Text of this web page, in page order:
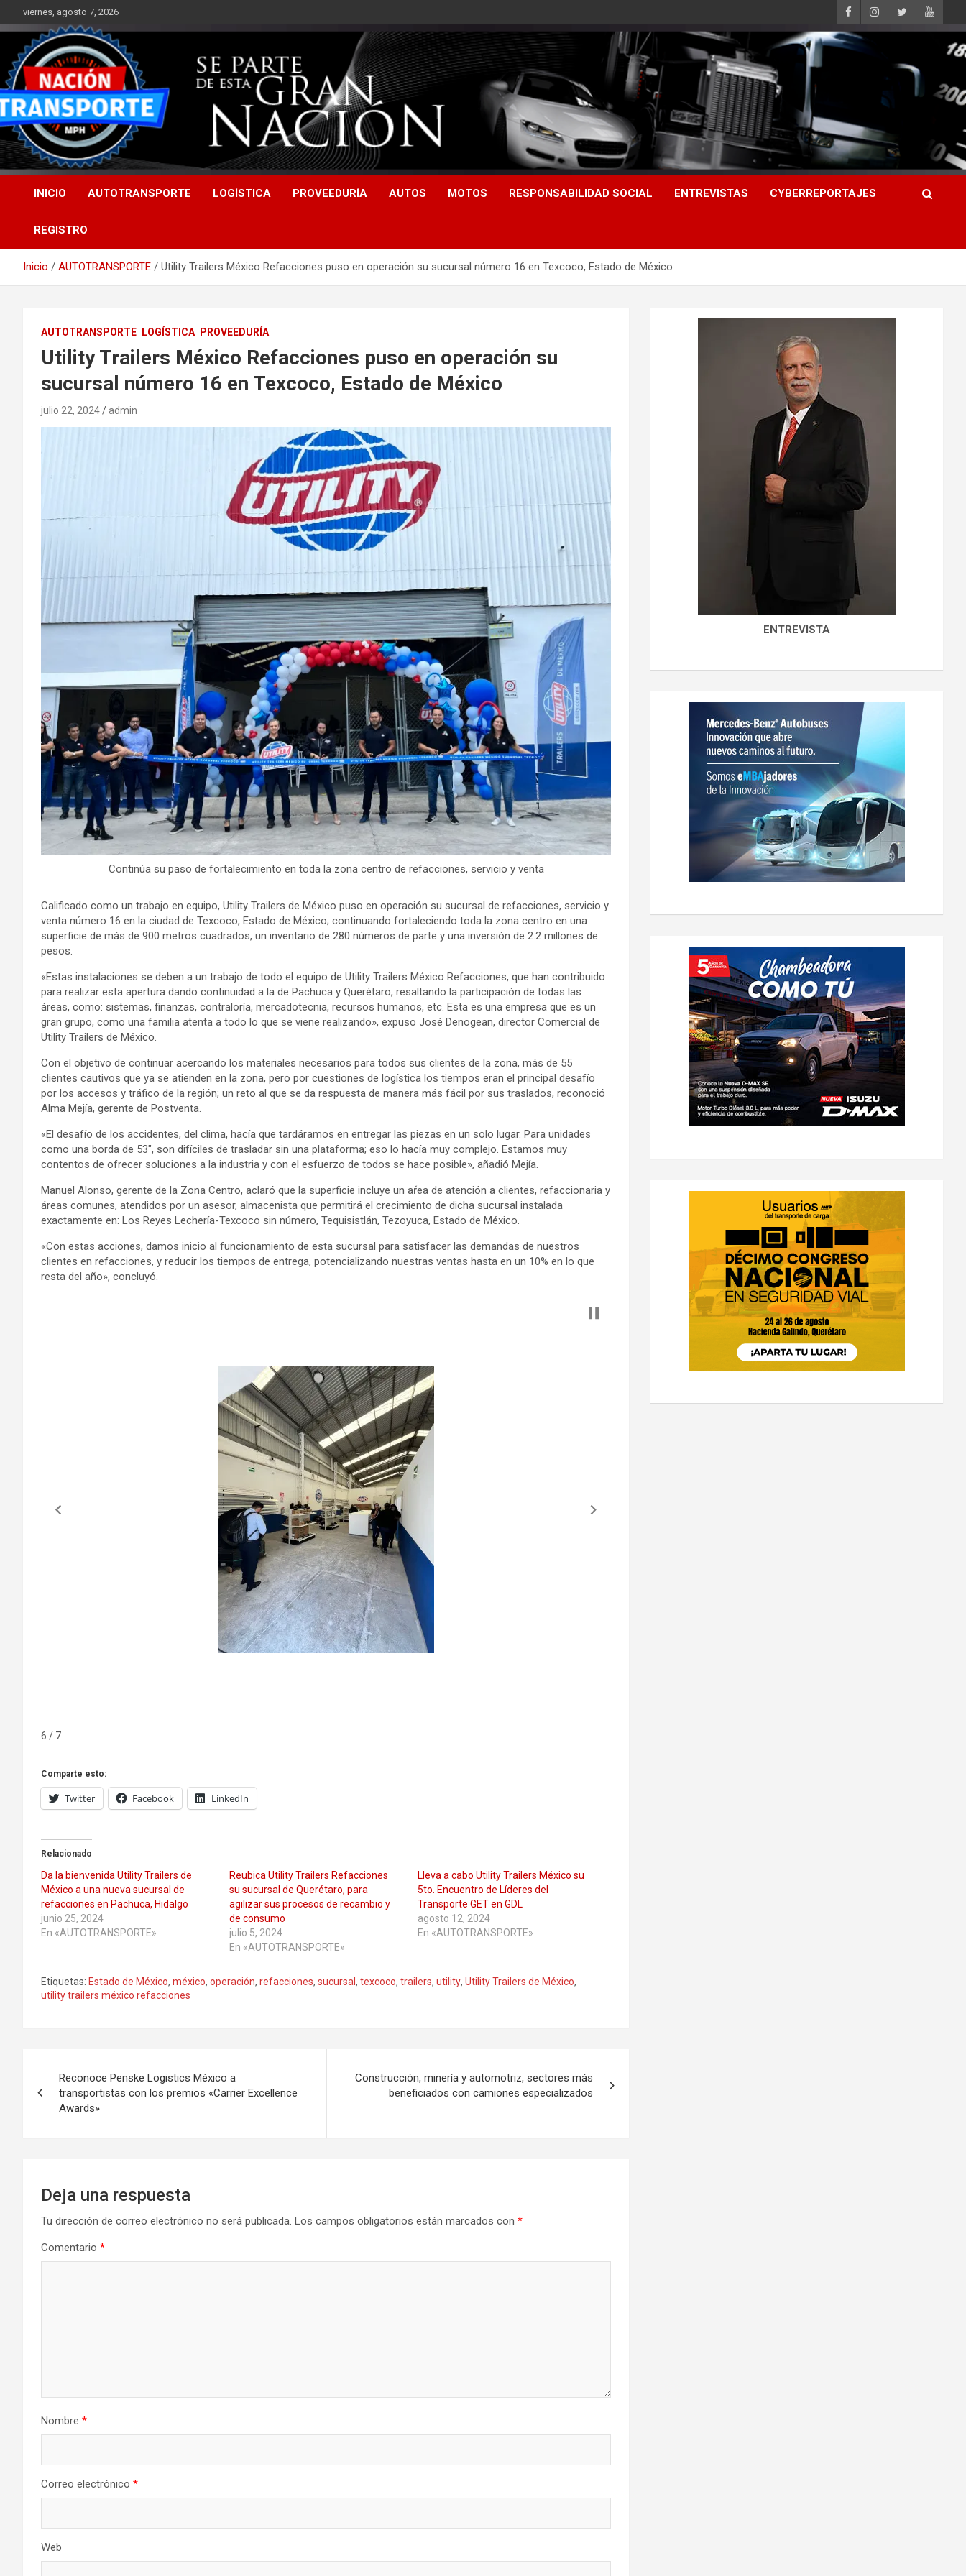
al
contenido
viernes, agosto 7, 2026
INICIO AUTOTRANSPORTE LOGÍSTICA PROVEEDURÍA AUTOS MOTOS RESPONSABILIDAD SOCIAL ENTREVISTAS CYBERREPORTAJES
REGISTRO
Inicio AUTOTRANSPORTE Utility Trailers México Refacciones puso en operación su sucursal número 16 en Texcoco, Estado de México
AUTOTRANSPORTE LOGÍSTICA PROVEEDURÍA
Utility Trailers México Refacciones puso en operación su
sucursal número 16 en Texcoco, Estado de México
julio 22, 2024 admin
Continúa su paso de fortalecimiento en toda la zona centro de refacciones, servicio y venta
Calificado como un trabajo en equipo, Utility Trailers de México puso en operación su sucursal de refacciones, servicio y
venta número 16 en la ciudad de Texcoco, Estado de México; continuando fortaleciendo toda la zona centro en una
superficie de más de 900 metros cuadrados, un inventario de 280 números de parte y una inversión de 2.2 millones de
pesos.
«Estas instalaciones se deben a un trabajo de todo el equipo de Utility Trailers México Refacciones, que han contribuido
para realizar esta apertura dando continuidad a la de Pachuca y Querétaro, resaltando la participación de todas las
áreas, como: sistemas, finanzas, contraloría, mercadotecnia, recursos humanos, etc. Esta es una empresa que es un
gran grupo, como una familia atenta a todo lo que se viene realizando», expuso José Denogean, director Comercial de
Utility Trailers de México.
Con el objetivo de continuar acercando los materiales necesarios para todos sus clientes de la zona, más de 55
clientes cautivos que ya se atienden en la zona, pero por cuestiones de logística los tiempos eran el principal desafío
por los accesos y tráfico de la región; un reto al que se da respuesta de manera más fácil por sus traslados, reconoció
Alma Mejía, gerente de Postventa.
«El desafío de los accidentes, del clima, hacía que tardáramos en entregar las piezas en un solo lugar. Para unidades
como una borda de 53″, son difíciles de trasladar sin una plataforma; eso lo hacía muy complejo. Estamos muy
contentos de ofrecer soluciones a la industria y con el esfuerzo de todos se hace posible», añadió Mejía.
Manuel Alonso, gerente de la Zona Centro, aclaró que la superficie incluye un aŕea de atención a clientes, refaccionaria y
áreas comunes, atendidos por un asesor, almacenista que permitirá el crecimiento de dicha sucursal instalada
exactamente en: Los Reyes Lechería-Texcoco sin número, Tequisistlán, Tezoyuca, Estado de México.
«Con estas acciones, damos inicio al funcionamiento de esta sucursal para satisfacer las demandas de nuestros
clientes en refacciones, y reducir los tiempos de entrega, potencializando nuestras ventas hasta en un 10% en lo que
resta del año», concluyó.
7 / 7
Comparte esto:
Twitter Facebook LinkedIn
Relacionado
Da la bienvenida Utility Trailers de
México a una nueva sucursal de
refacciones en Pachuca, Hidalgo
junio 25, 2024
En «AUTOTRANSPORTE»
Reubica Utility Trailers Refacciones
su sucursal de Querétaro, para
agilizar sus procesos de recambio y
de consumo
julio 5, 2024
En «AUTOTRANSPORTE»
Lleva a cabo Utility Trailers México su
5to. Encuentro de Líderes del
Transporte GET en GDL
agosto 12, 2024
En «AUTOTRANSPORTE»
Etiquetas: Estado de México, méxico, operación, refacciones, sucursal, texcoco, trailers, utility, Utility Trailers de México,
utility trailers méxico refacciones
de
Reconoce Penske Logistics México a
transportistas con los premios «Carrier Excellence
Awards»
Construcción, minería y automotriz, sectores más
beneficiados con camiones especializados
Deja una respuesta
Tu dirección de correo electrónico no será publicada. Los campos obligatorios están marcados con *
Comentario *
Nombre *
Correo electrónico *
Web
ENTREVISTA